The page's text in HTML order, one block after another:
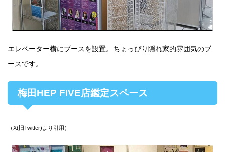
エレベーター横にブースを設置。ちょっぴり隠れ家的雰囲気のブ
ースです。
梅田HEP FIVE店鑑定スペース
（X(旧Twitter)より引用）